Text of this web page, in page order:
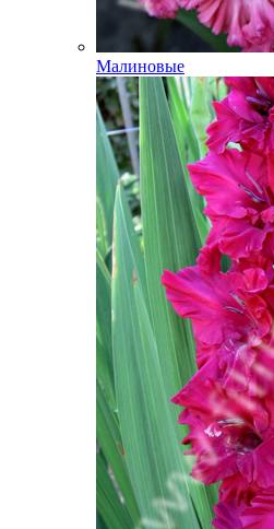
Малиновые